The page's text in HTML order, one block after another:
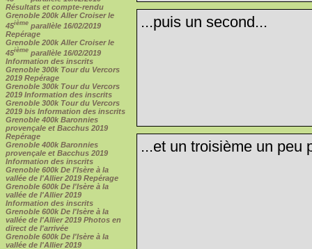
Résultats et compte-rendu
Grenoble 200k Aller Croiser le
45ième parallèle 16/02/2019
Repérage
Grenoble 200k Aller Croiser le
45ième parallèle 16/02/2019
Information des inscrits
Grenoble 300k Tour du Vercors
2019 Repérage
Grenoble 300k Tour du Vercors
2019 Information des inscrits
Grenoble 300k Tour du Vercors
2019 bis Information des inscrits
Grenoble 400k Baronnies
provençale et Bacchus 2019
Repérage
Grenoble 400k Baronnies
provençale et Bacchus 2019
Information des inscrits
Grenoble 600k De l'Isère à la
vallée de l'Allier 2019 Repérage
Grenoble 600k De l'Isère à la
vallée de l'Allier 2019
Information des inscrits
Grenoble 600k De l'Isère à la
vallée de l'Allier 2019 Photos en
direct de l'arrivée
Grenoble 600k De l'Isère à la
vallée de l'Allier 2019
...puis un second...
...et un troisième un peu